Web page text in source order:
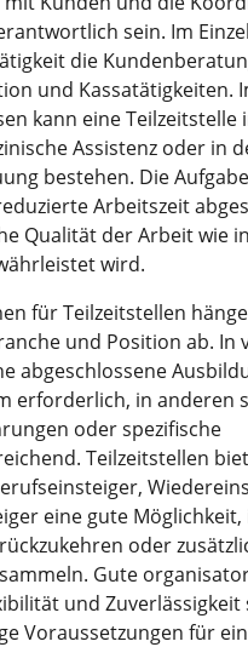
sein. Im
die
und Kassatätigkeiten.
kann eine Teilzeitstelle
Assistenz oder in
bestehen. Die
Arbeitszeit
Qualität der Arbeit wie
wird.
für Teilzeitstellen
und Position ab. In
abgeschlossene
erforderlich, in anderen
oder spezifische
Teilzeitstellen
eine gute Möglichkeit,
oder
Gute
und Zuverlässigkeit
Voraussetzungen für